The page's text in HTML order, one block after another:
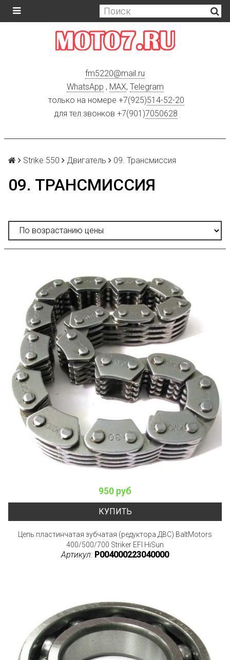
fm5220@mail.ru
WhatsApp , MAX, Telegram
только на номере +7(925)514-52-20
для тел.звонков +7(901)7050628
Strike 550 Двигатель 09. Трансмиссия
09. ТРАНСМИССИЯ
950 руб
КУПИТЬ
Цепь пластинчатая зубчатая (редуктора ДВС) BaltMotors
400/500/700 Striker EFI HiSun
Артикул: P004000223040000